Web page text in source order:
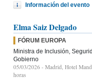
Información del evento
Elma Saiz Delgado
FÓRUM EUROPA
Ministra de Inclusión,
Gobierno
05/03/2026 - Madrid, Hotel
horas